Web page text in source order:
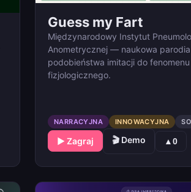
Guess my Fart
Międzynarodowy Instytut
Anometrycznej — naukowa
podobieństwa imitacji do fenomenu
fizjologicznego.
NARRACYJNA INNOWACYJNA
▶ Zagraj 🎬 Demo ▲0